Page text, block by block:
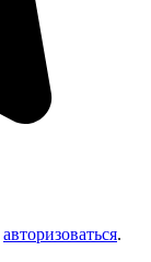
авторизоваться.